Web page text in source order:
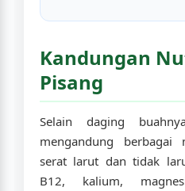
Kandungan
Pisang
Selain daging
mengandung
serat larut dan tidak
B12, kalium,